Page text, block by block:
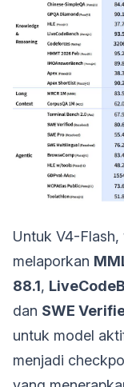
Untuk V4-
melaporkan
88.1,
dan SWE
untuk model
menjadi